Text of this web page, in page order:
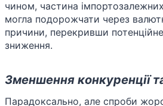
чином, частина
могла подорожчати через
причини, перекривши
зниження.
Зменшення конкуренції
Парадоксально, але спроби